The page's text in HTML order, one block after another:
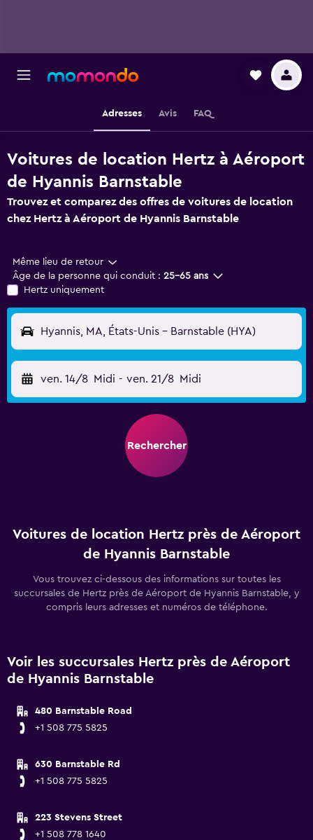
Adresses Avis FAQ
Voitures de location Hertz à Aéroport
de Hyannis Barnstable
Trouvez et comparez des offres de voitures de location
chez Hertz à Aéroport de Hyannis Barnstable
Même lieu de retour
Âge de la personne qui conduit : 25-65 ans
Hertz uniquement
Hyannis, MA, États-Unis - Barnstable (HYA)
ven. 14/8 Midi - ven. 21/8 Midi
Rechercher
Voitures de location Hertz près de Aéroport
de Hyannis Barnstable
Vous trouvez ci-dessous des informations sur toutes les
succursales de Hertz près de Aéroport de Hyannis Barnstable, y
compris leurs adresses et numéros de téléphone.
Voir les succursales Hertz près de Aéroport
de Hyannis Barnstable
480 Barnstable Road
+1 508 775 5825
630 Barnstable Rd
+1 508 775 5825
223 Stevens Street
+1 508 778 1640